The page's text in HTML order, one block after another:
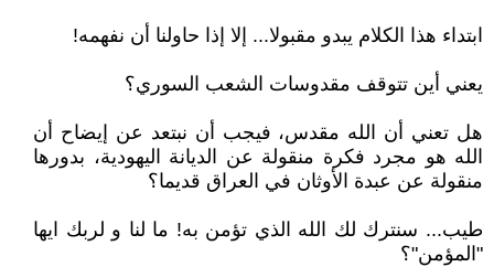
ابتداء هذا الكلام يبدو مقبولا... إلا إذا حاولنا أن نفهمه!
يعني أين تتوقف مقدوسات الشعب السوري؟
هل تعني أن الله مقدس، فيجب أن نبتعد عن إيضاح أن
الله هو مجرد فكرة منقولة عن الديانة اليهودية، بدورها
منقولة عن عبدة الأوثان في العراق قديما؟
طيب... سنترك لك الله الذي تؤمن به! ما لنا و لربك ايها
"المؤمن"؟